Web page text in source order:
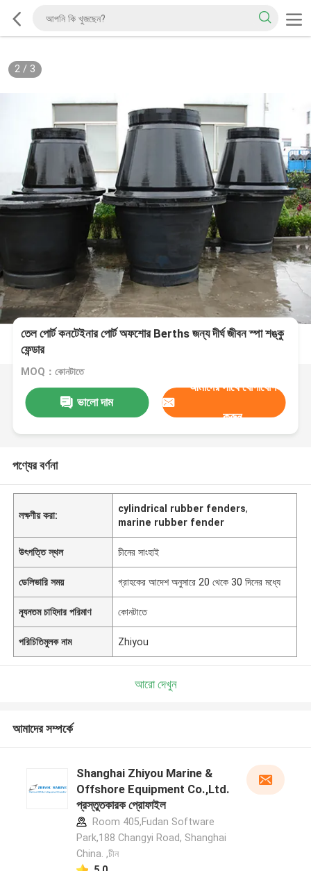
2/ 3
তেল পোর্ট কনটেইনার পোর্ট অফশোর Berths জন্য দীর্ঘ জীবন স্পা শঙ্কু
ফেন্ডার
MOQ：কোনটাতে
ভালো দাম
আমাদের সাথে যোগাযোগ
করুন
পণ্যের বর্ণনা
লক্ষণীয় করা:
cylindrical rubber fenders,
marine rubber fender
উৎপত্তি স্থল চীনের সাংহাই
ডেলিভারি সময় গ্রাহকের আদেশ অনুসারে 20 থেকে 30 দিনের মধ্যে
ন্যূনতম চাহিদার পরিমাণ কোনটাতে
পরিচিতিমুলক নাম Zhiyou
আরো দেখুন
আমাদের সম্পর্কে
Shanghai Zhiyou Marine &
Offshore Equipment Co.,Ltd.
প্রস্তুতকারক প্রোফাইল
Room 405,Fudan Software
Park,188 Changyi Road, Shanghai
China. ,চীন